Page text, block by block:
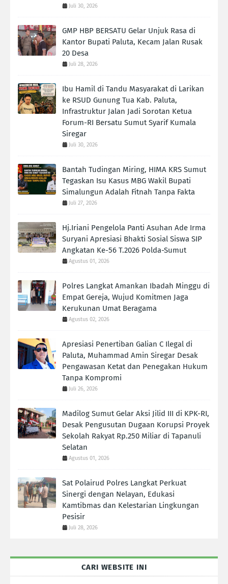
Juli 30, 2026
GMP HBP BERSATU Gelar Unjuk Rasa di
Kantor Bupati Paluta, Kecam Jalan Rusak
20 Desa
Juli 28, 2026
Ibu Hamil di Tandu Masyarakat di Larikan
ke RSUD Gunung Tua Kab. Paluta,
Infrastruktur Jalan Jadi Sorotan Ketua
Forum-RI Bersatu Sumut Syarif Kumala
Siregar
Juli 30, 2026
Bantah Tudingan Miring, HIMA KRS Sumut
Tegaskan Isu Kasus MBG Wakil Bupati
Simalungun Adalah Fitnah Tanpa Fakta
Juli 27, 2026
Hj.Iriani Pengelola Panti Asuhan Ade Irma
Suryani Apresiasi Bhakti Sosial Siswa SIP
Angkatan Ke-56 T.2026 Polda-Sumut
Agustus 01, 2026
Polres Langkat Amankan Ibadah Minggu di
Empat Gereja, Wujud Komitmen Jaga
Kerukunan Umat Beragama
Agustus 02, 2026
Apresiasi Penertiban Galian C Ilegal di
Paluta, Muhammad Amin Siregar Desak
Pengawasan Ketat dan Penegakan Hukum
Tanpa Kompromi
Juli 26, 2026
Madilog Sumut Gelar Aksi Jilid III di KPK-RI,
Desak Pengusutan Dugaan Korupsi Proyek
Sekolah Rakyat Rp.250 Miliar di Tapanuli
Selatan
Agustus 01, 2026
Sat Polairud Polres Langkat Perkuat
Sinergi dengan Nelayan, Edukasi
Kamtibmas dan Kelestarian Lingkungan
Pesisir
Juli 28, 2026
CARI WEBSITE INI